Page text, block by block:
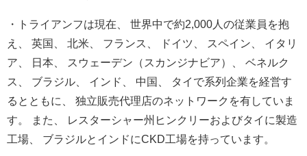
・トライアンフは現在、 世界中で約2,000人の従業員を抱
え、 英国、 北米、 フランス、 ドイツ、 スペイン、 イタリ
ア、 日本、 スウェーデン（スカンジナビア）、 ベネルク
ス、 ブラジル、 インド、 中国、 タイで系列企業を経営す
るとともに、 独立販売代理店のネットワークを有していま
す。 また、 レスターシャー州ヒンクリーおよびタイに製造
工場、 ブラジルとインドにCKD工場を持っています。